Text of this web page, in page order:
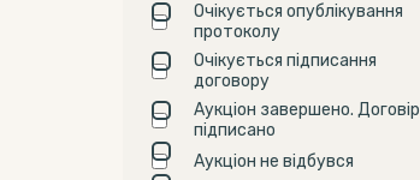
Очікується опублікування
протоколу
Очікується підписання
договору
Аукціон завершено. Договір
підписано
Аукціон не відбувся